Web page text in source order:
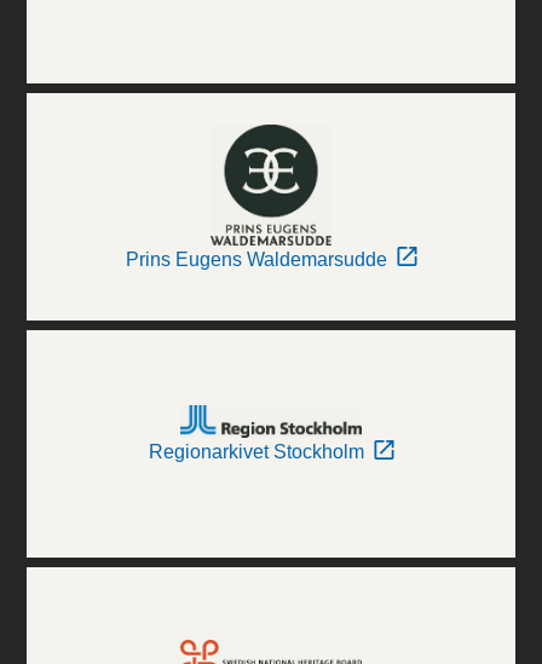
Prins Eugens Waldemarsudde
Regionarkivet Stockholm